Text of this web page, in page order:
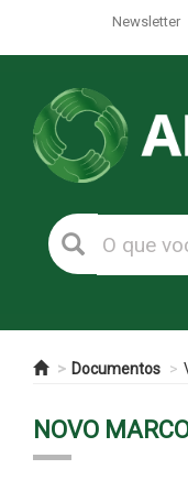
Newsletter
Documentos
NOVO